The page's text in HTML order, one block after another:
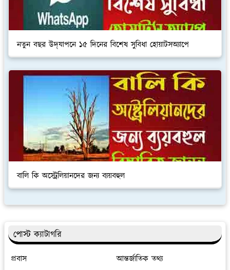
নতুন বছর উদ্‌যাপনে ১৫ দিনের বিশেষ সুবিধা হোয়াটসঅ্যাপে
বালি কি অস্ট্রেলিয়ানদের জন্য ব্যয়বহুল
পোস্ট ক্যাটাগরি
প্রবাস
আন্তর্জাতিক তথ্য